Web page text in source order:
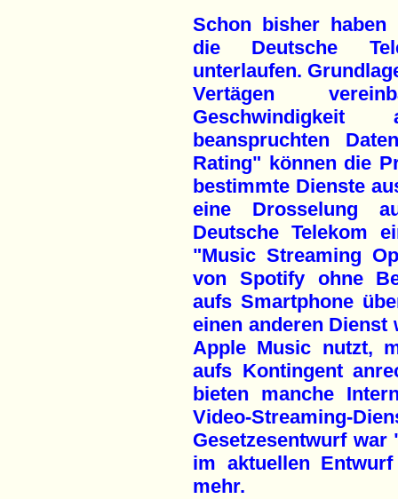
Schon bisher haben
die Deutsche
unterlaufen.
Vertägen
beanspruchten
Rating" können die
bestimmte Dienste
eine Drosselung
Deutsche Telekom
"Music Streaming
von Spotify ohne
aufs Smartphone
einen anderen Dienst
Apple Music nutzt,
aufs Kontingent
bieten manche
Video-
Gesetzesentwurf
im aktuellen
mehr.